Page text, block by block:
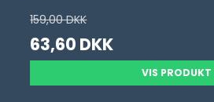
159,00 DKK
63,60 DKK
VIS PRODUKT